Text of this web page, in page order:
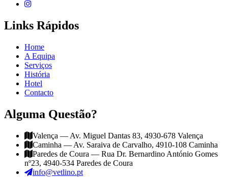
Links Rápidos
Home
A Equipa
Serviços
História
Hotel
Contacto
Alguma Questão?
Valença — Av. Miguel Dantas 83, 4930-678 Valença
Caminha — Av. Saraiva de Carvalho, 4910-108 Caminha
Paredes de Coura — Rua Dr. Bernardino António Gomes
nº23, 4940-534 Paredes de Coura
info@vetlino.pt